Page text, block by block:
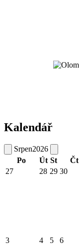
Kalendář
Srpen2026
Po
Út St Čt
27
28 29 30
3 4 5 6